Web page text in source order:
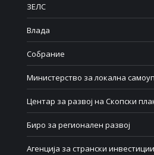
ЗЕЛС
Влада
Собрание
Министерство за локална
Центар за развој на Скопски
Биро за регионален развој
Агенција за странски инвестиции